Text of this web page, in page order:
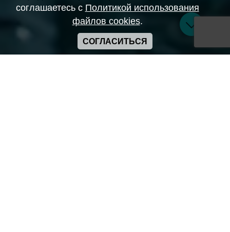
соглашаетесь с Политикой использования
файлов cookies.
СОГЛАСИТЬСЯ